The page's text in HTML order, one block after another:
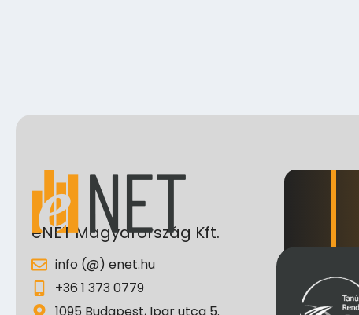
eNET Magyarország Kft.
info (@) enet.hu
+36 1 373 0779